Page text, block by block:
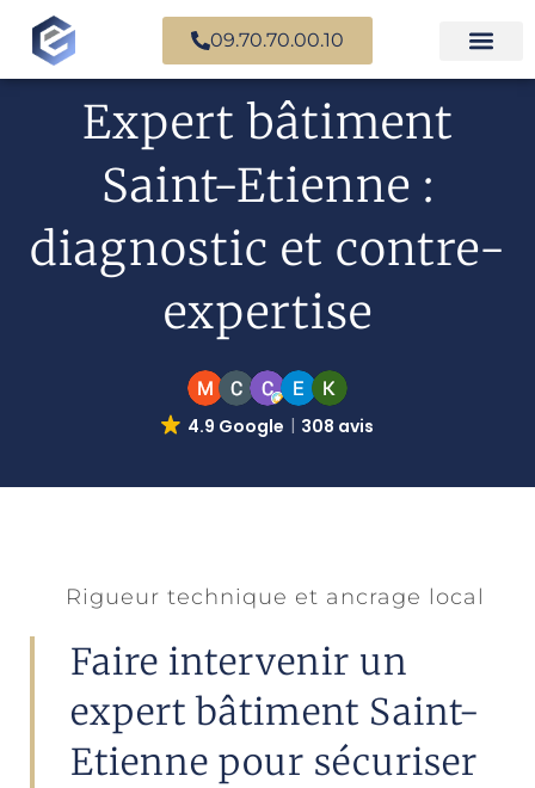
09.70.70.00.10
Expert bâtiment
Saint-Etienne :
diagnostic et contre-
expertise
4.9 Google 308 avis
Rigueur technique et ancrage local
Faire intervenir un
expert bâtiment Saint-
Etienne pour sécuriser